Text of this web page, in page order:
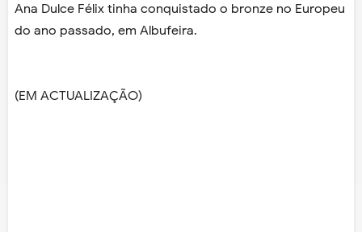
Ana Dulce Félix tinha conquistado o bronze no Europeu
do ano passado, em Albufeira.
(EM ACTUALIZAÇÃO)